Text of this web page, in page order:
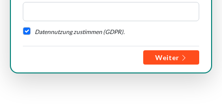
Datennutzung zustimmen (GDPR).
Weiter